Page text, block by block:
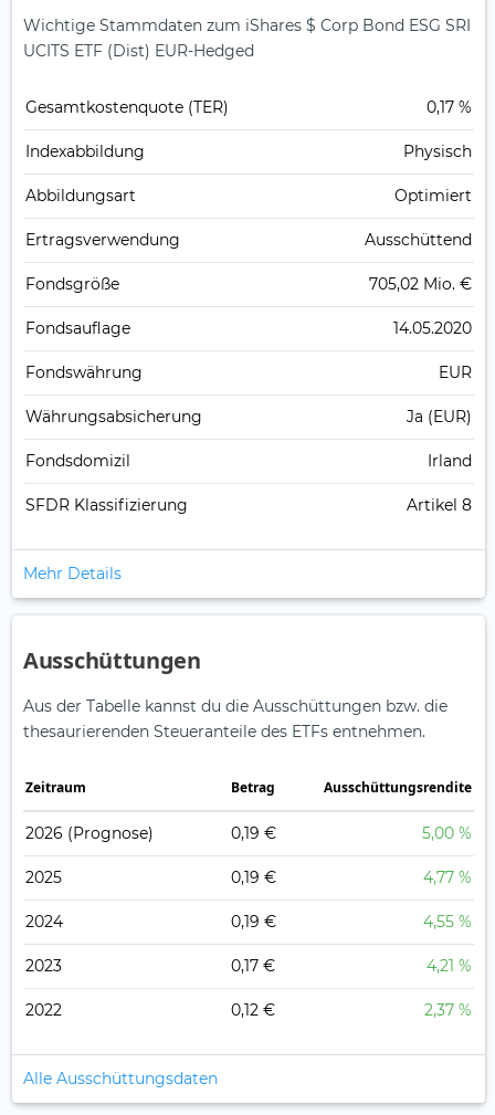
Wichtige Stammdaten zum iShares $ Corp Bond ESG SRI
UCITS ETF (Dist) EUR-Hedged
Gesamt­kosten­quote (TER) 0,17 %
Index­abbildung Physisch
Abbildungs­art Optimiert
Ertrags­verwendung Ausschüttend
Fonds­größe 705,02 Mio. €
Fonds­auflage 14.05.2020
Fonds­währung EUR
Währungsabsicherung Ja (EUR)
Fondsdomizil Irland
SFDR Klassifizierung Artikel 8
Mehr Details
Ausschüttungen
Aus der Tabelle kannst du die Ausschüttungen bzw. die
thesaurierenden Steueranteile des ETFs entnehmen.
Zeitraum Betrag Ausschüttungsrendite
2026 (Prognose) 0,19 € 5,00 %
2025 0,19 € 4,77 %
2024 0,19 € 4,55 %
2023 0,17 € 4,21 %
2022 0,12 € 2,37 %
Alle Ausschüttungsdaten